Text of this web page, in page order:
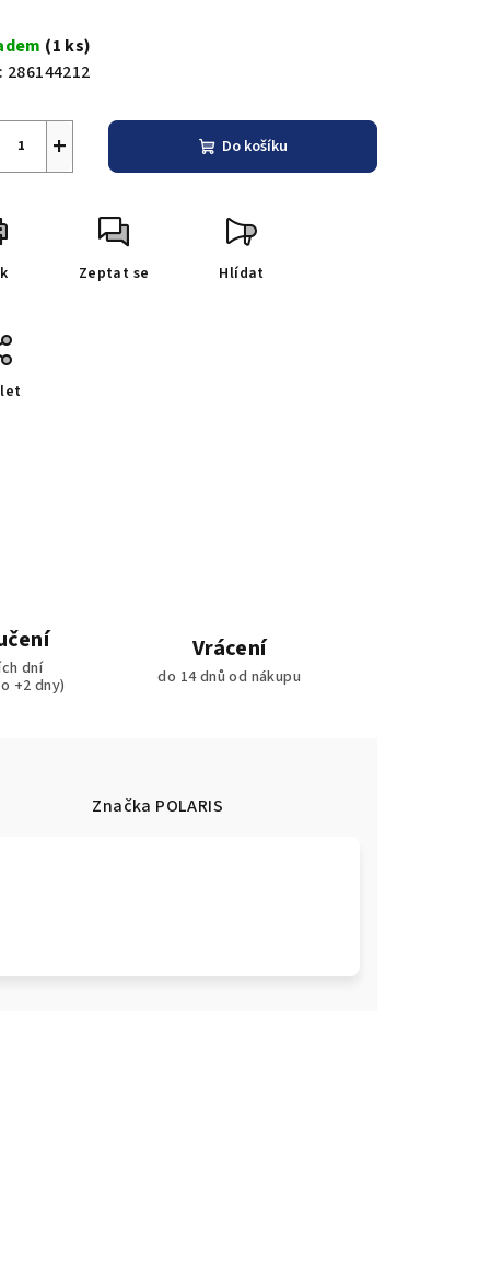
(1 ks)
286144212
+ Do košíku
Zeptat se Hlídat
dní
+2 dny)
Vrácení
do 14 dnů od nákupu
Značka POLARIS